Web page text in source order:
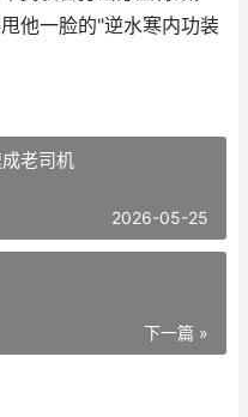
他一脸的"逆水寒内功装
老司机
2026-05-25
下一篇 »